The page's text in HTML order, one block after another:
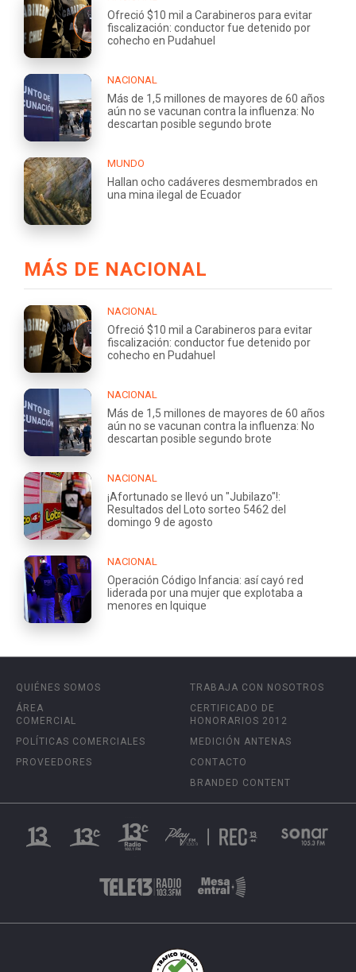
Ofreció $10 mil a Carabineros para evitar
fiscalización: conductor fue detenido por
cohecho en Pudahuel
NACIONAL
Más de 1,5 millones de mayores de 60 años
aún no se vacunan contra la influenza: No
descartan posible segundo brote
MUNDO
Hallan ocho cadáveres desmembrados en
una mina ilegal de Ecuador
MÁS DE NACIONAL
NACIONAL
Ofreció $10 mil a Carabineros para evitar
fiscalización: conductor fue detenido por
cohecho en Pudahuel
NACIONAL
Más de 1,5 millones de mayores de 60 años
aún no se vacunan contra la influenza: No
descartan posible segundo brote
NACIONAL
¡Afortunado se llevó un "Jubilazo"!:
Resultados del Loto sorteo 5462 del
domingo 9 de agosto
NACIONAL
Operación Código Infancia: así cayó red
liderada por una mujer que explotaba a
menores en Iquique
QUIÉNES SOMOS
ÁREA
COMERCIAL
POLÍTICAS COMERCIALES
PROVEEDORES
TRABAJA CON NOSOTROS
CERTIFICADO DE
HONORARIOS 2012
MEDICIÓN ANTENAS
CONTACTO
BRANDED CONTENT